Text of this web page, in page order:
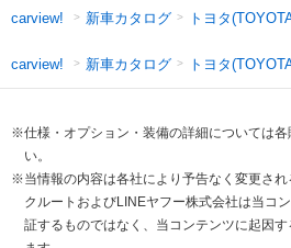
carview! 新車カタログ トヨタ
carview! 新車カタログ トヨタ
※仕様・オプション・装備の詳細については各
い。
※当情報の内容は各社により予告なく変更され
クルートおよびLINEヤフー株式会社は当コ
証するものではなく、当コンテンツに起因